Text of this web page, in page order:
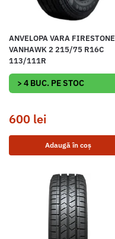
ANVELOPA VARA FIRESTONE
VANHAWK 2 215/75 R16C
113/111R
> 4 BUC. PE STOC
600 lei
Adaugă în coș